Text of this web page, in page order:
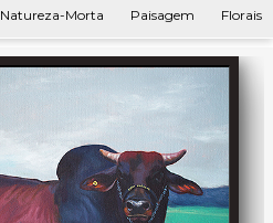
Natureza-Morta Paisagem Florais